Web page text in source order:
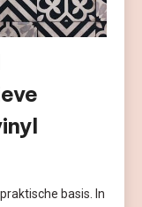
basis. In